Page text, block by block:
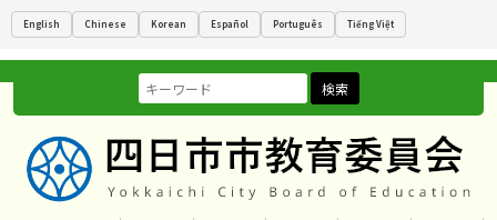
English Chinese Korean Español Português Tiếng Việt
検索